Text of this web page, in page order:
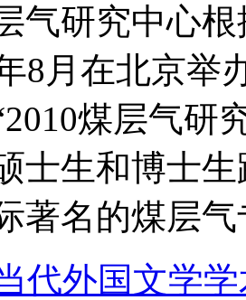
气研究中心
8月在北京举
煤层气研
士生和博士
著名的煤层
代外国文学